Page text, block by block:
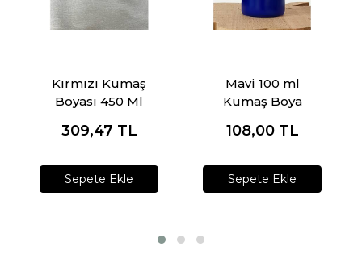
Kırmızı Kumaş
Boyası 450 Ml
309,47 TL
Sepete Ekle
Mavi 100 ml
Kumaş Boya
108,00 TL
Sepete Ekle